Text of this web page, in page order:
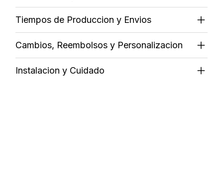
Tiempos de Produccion y Envios
Cambios, Reembolsos y Personalizacion
Instalacion y Cuidado